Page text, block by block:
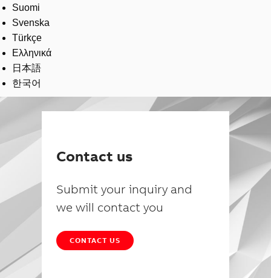
Suomi
Svenska
Türkçe
Ελληνικά
日本語
한국어
Contact us
Submit your inquiry and
we will contact you
CONTACT US